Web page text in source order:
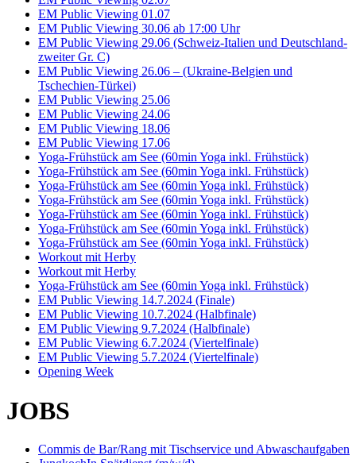
EM Public Viewing 01.07
EM Public Viewing 30.06 ab 17:00 Uhr
EM Public Viewing 29.06 (Schweiz-Italien und Deutschland-
zweiter Gr. C)
EM Public Viewing 26.06 – (Ukraine-Belgien und
Tschechien-Türkei)
EM Public Viewing 25.06
EM Public Viewing 24.06
EM Public Viewing 18.06
EM Public Viewing 17.06
Yoga-Frühstück am See (60min Yoga inkl. Frühstück)
Yoga-Frühstück am See (60min Yoga inkl. Frühstück)
Yoga-Frühstück am See (60min Yoga inkl. Frühstück)
Yoga-Frühstück am See (60min Yoga inkl. Frühstück)
Yoga-Frühstück am See (60min Yoga inkl. Frühstück)
Yoga-Frühstück am See (60min Yoga inkl. Frühstück)
Yoga-Frühstück am See (60min Yoga inkl. Frühstück)
Workout mit Herby
Workout mit Herby
Yoga-Frühstück am See (60min Yoga inkl. Frühstück)
EM Public Viewing 14.7.2024 (Finale)
EM Public Viewing 10.7.2024 (Halbfinale)
EM Public Viewing 9.7.2024 (Halbfinale)
EM Public Viewing 6.7.2024 (Viertelfinale)
EM Public Viewing 5.7.2024 (Viertelfinale)
Opening Week
JOBS
Commis de Bar/Rang mit Tischservice und Abwaschaufgaben